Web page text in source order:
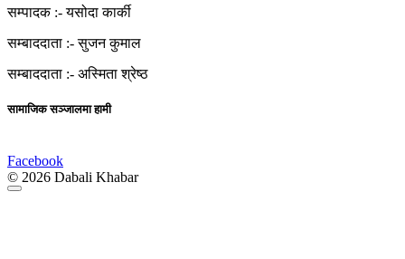
सम्पादक :-यसोदा कार्की
सम्बाददाता :-सुजन कुमाल
सम्बाददाता :- अस्मिता श्रेष्ठ
सामाजिक सञ्जालमा हामी
Facebook
© 2026 Dabali Khabar